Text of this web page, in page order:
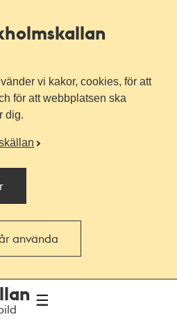
vi kakor, cookies, för att
för att webbplatsen ska
dig.
använda